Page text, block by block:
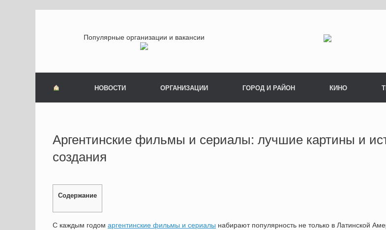
Популярные организации и вакансии
НОВОСТИ ОРГАНИЗАЦИИ ГОРОД И РАЙОН КИНО
Аргентинские фильмы и сериалы: лучшие картины и
создания
Содержание
С каждым годом аргентинские фильмы и сериалы набирают популярность не только в Латинской